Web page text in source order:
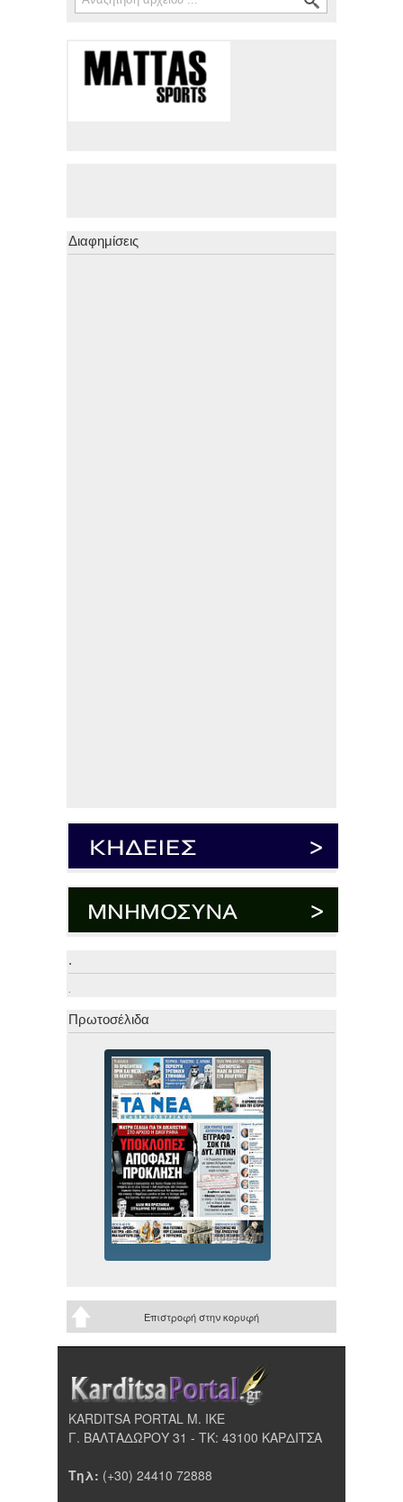
Διαφημίσεις
.
Πρωτοσέλιδα
Επιστροφή στην κορυφή
KARDITSA PORTAL Μ. ΙΚΕ
Γ. ΒΑΛΤΑΔΩΡΟΥ 31 - ΤΚ: 43100 ΚΑΡΔΙΤΣΑ
Τηλ: (+30) 24410 72888